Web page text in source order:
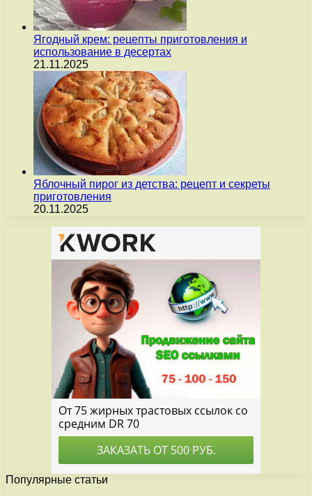
Ягодный крем: рецепты приготовления и
использование в десертах
21.11.2025
Яблочный пирог из детства: рецепт и секреты
приготовления
20.11.2025
Популярные статьи